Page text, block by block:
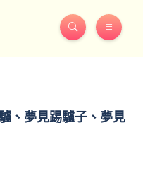
、夢見踢驢子、夢見